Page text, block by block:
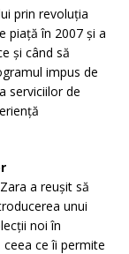
prin revoluția
piață în 2007 și a
și când să
impus de
serviciilor de
a reușit să
unui
noi în
ce îi permite